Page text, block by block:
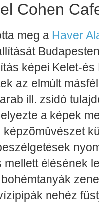
Cohen
meg a Haver
képei Kelet-
az elmúlt
ill. zsidó
a képek
élésének
nehéz